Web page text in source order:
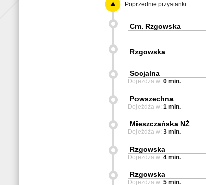
Poprzednie przystanki
Cm. Rzgowska
Rzgowska
Socjalna
Dojeżdża w: 0 min.
Powszechna
Dojeżdża w: 1 min.
Mieszczańska NŻ
Dojeżdża w: 3 min.
Rzgowska
Dojeżdża w: 4 min.
Rzgowska
Dojeżdża w: 5 min.